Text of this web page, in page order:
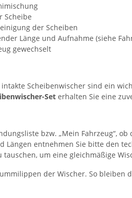
Scheibe
der Scheiben
Länge und Aufnahme (siehe
gewechselt
Scheibenwischer sind ein
Set erhalten Sie eine
bzw. „Mein Fahrzeug“,
Längen entnehmen Sie bitte den
um eine gleichmäßige
der Wischer. So